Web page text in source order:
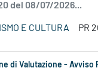
del 08/07/2026...
E CULTURA PR
di Valutazione - Avviso